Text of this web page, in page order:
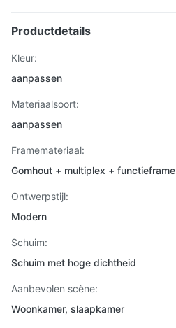
Productdetails
Kleur:
aanpassen
Materiaalsoort:
aanpassen
Framemateriaal:
Gomhout + multiplex + functieframe
Ontwerpstijl:
Modern
Schuim:
Schuim met hoge dichtheid
Aanbevolen scène:
Woonkamer, slaapkamer